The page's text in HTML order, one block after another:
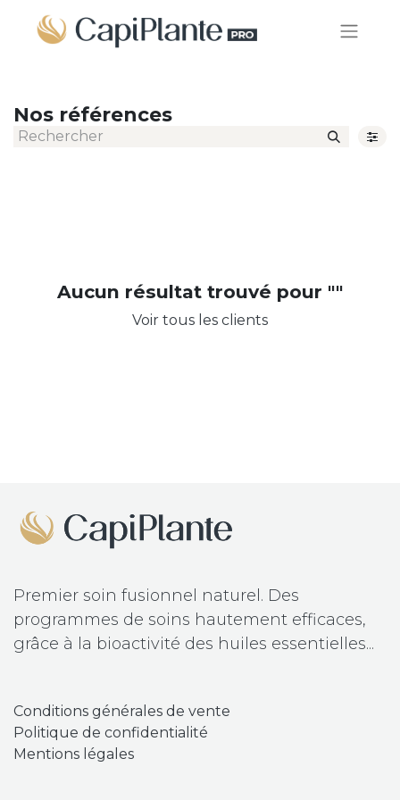
Nos références
Aucun résultat trouvé pour ""
Voir tous les clients
Premier soin fusionnel naturel. Des
programmes de soins hautement efficaces,
grâce à la bioactivité des huiles essentielles...
​Conditions générales de vente
Politique de confidentialité
Mentions légales